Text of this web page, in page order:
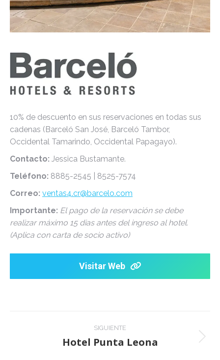
10% de descuento en sus reservaciones en todas sus
cadenas (Barceló San José, Barceló Tambor,
Occidental Tamarindo, Occidental Papagayo).
Contacto: Jessica Bustamante.
Teléfono: 8885-2545 | 8525-7574
Correo: ventas4.cr@barcelo.com
Importante: El pago de la reservación se debe
realizar máximo 15 dias antes del ingreso al hotel.
(Aplica con carta de socio activo)
Visitar Web
navigation
SIGUIENTE
Next
Hotel Punta Leona